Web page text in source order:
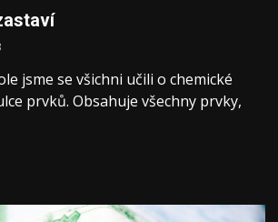
jsme se všichni učili o chemické
prvků. Obsahuje všechny prvky,